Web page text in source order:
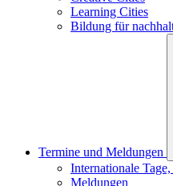
Learning Cities
Bildung für
Termine und Meldungen
Internationale
Meldungen